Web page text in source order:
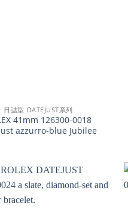
日誌型 DATEJUST系列
41mm 126300-0018
azzurro-blue Jubilee